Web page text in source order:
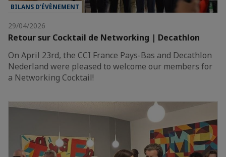
BILANS D’ÉVÈNEMENT
29/04/2026
Retour sur Cocktail de Networking | Decathlon
On April 23rd, the CCI France Pays-Bas and Decathlon
Nederland were pleased to welcome our members for
a Networking Cocktail!